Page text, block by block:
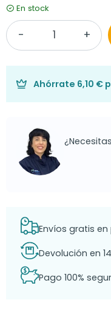
En stock
Ahórrate 6,10 €
Envíos gratis
Devolución en
Pago 100%